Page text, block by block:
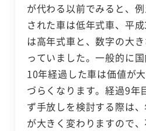
が代わる以前でみると、
された車は低年式車、平
は高年式車と、数字の大
っていました。一般的に
10年経過した車は価値が
づらくなります。経過9年
ず手放しを検討する際は
が大きく変わりますので